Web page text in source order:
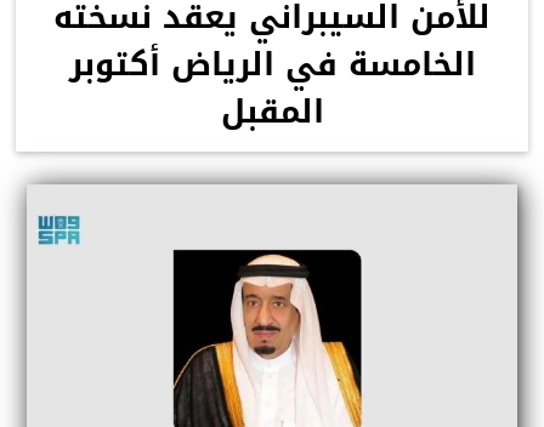
للأمن السيبراني يعقد نسخته
الخامسة في الرياض أكتوبر
المقبل